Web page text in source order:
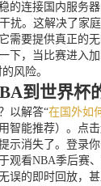
的连接国内服务
扰。这解决了家
需要提供真正的
下，当比赛进入
风险。
到世界杯
以解答“在国外如
智能推荐）。点
示消失了。登录
观看NBA季后赛
误的即时回放，